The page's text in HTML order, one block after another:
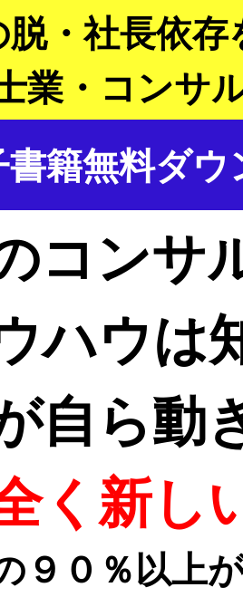
脱・社長依存
業・コンサ
書籍無料ダウ
コンサ
ハウは
自ら動
く新し
９０％以上